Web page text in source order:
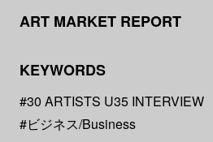
ART MARKET REPORT
KEYWORDS
#30 ARTISTS U35 INTERVIEW
#ビジネス/Business